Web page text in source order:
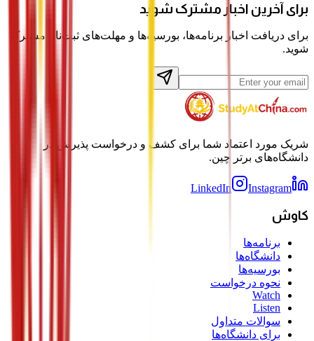
برای آخرین اخبار مشترک شوید
برای دریافت اخبار برنامه‌ها، بورسیه‌ها و مهلت‌های ثبت‌نام مشترک
شوید.
شریک مورد اعتماد شما برای کشف و درخواست پذیرش در
دانشگاه‌های برتر چین.
LinkedIn Instagram
کاوش
برنامه‌ها
دانشگاه‌ها
بورسیه‌ها
نحوه درخواست
Watch
Listen
سوالات متداول
برای دانشگاه‌ها